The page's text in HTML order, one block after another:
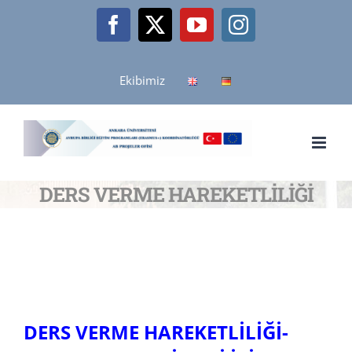
Facebook
X YouTubeInstagram
Ekibimiz
DERS VERME HAREKETLİLİĞİ
DERS VERME HAREKETLİLİĞİ-